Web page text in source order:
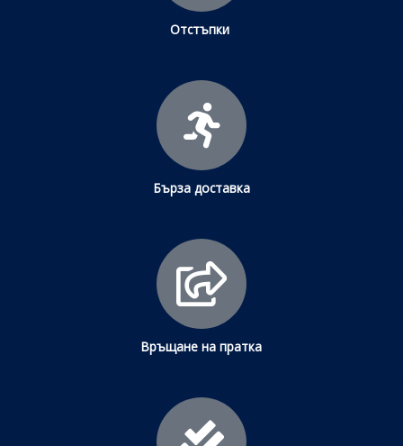
Отстъпки
Бърза доставка
Връщане на пратка